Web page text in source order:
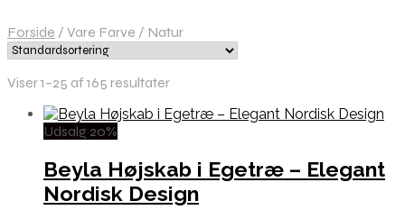
Forside / Vare Farve / Natur
Viser 1–25 af 165 resultater
Udsalg 20%
Beyla Højskab i Egetræ – Elegant
Nordisk Design